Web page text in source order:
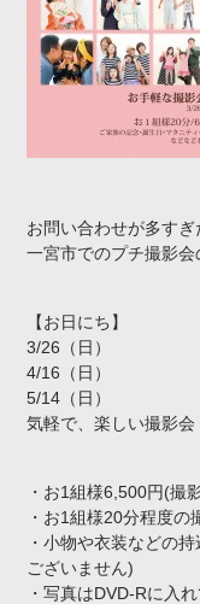
お問い合わせが多すぎ
一宮市でのプチ撮影会
【お日にち】
3/26（日）
4/16（日）
5/14（日）
気軽で、楽しい撮影会
・お1組様6,500円(撮
・お1組様20分程度の
・小物や衣装などの
ございません)
・写真はDVD-Rに入